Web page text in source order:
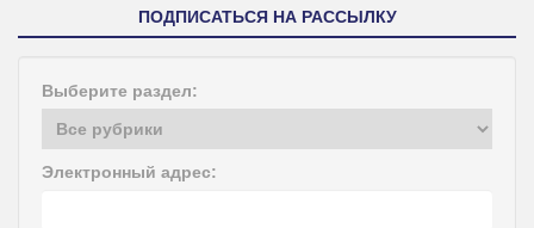
ПОДПИСАТЬСЯ НА РАССЫЛКУ
Выберите раздел:
Электронный адрес: